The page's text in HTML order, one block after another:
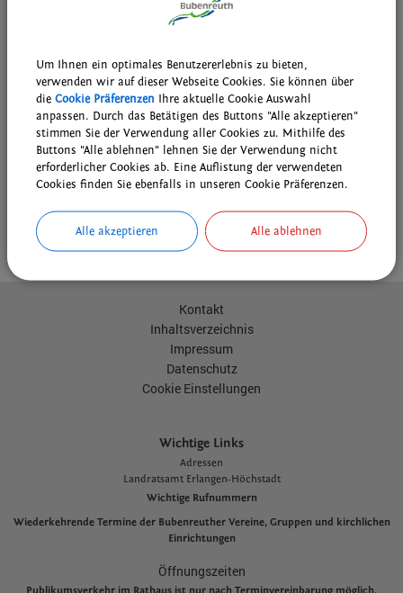
Die Interpreten schlugen mit ihren Werken
wurden Werke u. a. von Bartolomé
Calatayud, Joaquin Turina, Heitor Villa-Lobos usw. Die gefühlvoll interpretierten
Darbietungen begeisterten das zahlreiche Publikum und wurden mit viel Applaus
honoriert.
Wir freuen uns schon auf eine Fortsetzung im nächsten Jahr oder vielleicht
nochmals in 2024?
Text: Petra Kollar
Foto: Peter Bradler
drucken nach oben
Kontakt
Inhaltsverzeichnis
Impressum
Datenschutz
Cookie Einstellungen
Wichtige Links
Adressen
Landratsamt Erlangen-Höchstadt
Wichtige Rufnummern
Wiederkehrende Termine der Bubenreuther Vereine, Gruppen und kirchlichen
Einrichtungen
Öffnungszeiten
Publikumsverkehr im Rathaus ist nur nach Terminvereinbarung möglich.
Um Ihnen ein optimales Benutzererlebnis zu bieten,
verwenden wir auf dieser Webseite Cookies. Sie können über
die Cookie Präferenzen Ihre aktuelle Cookie Auswahl
anpassen. Durch das Betätigen des Buttons "Alle akzeptieren"
stimmen Sie der Verwendung aller Cookies zu. Mithilfe des
Buttons "Alle ablehnen" lehnen Sie der Verwendung nicht
erforderlicher Cookies ab. Eine Auflistung der verwendeten
Cookies finden Sie ebenfalls in unseren Cookie Präferenzen.
Alle akzeptieren Alle ablehnen